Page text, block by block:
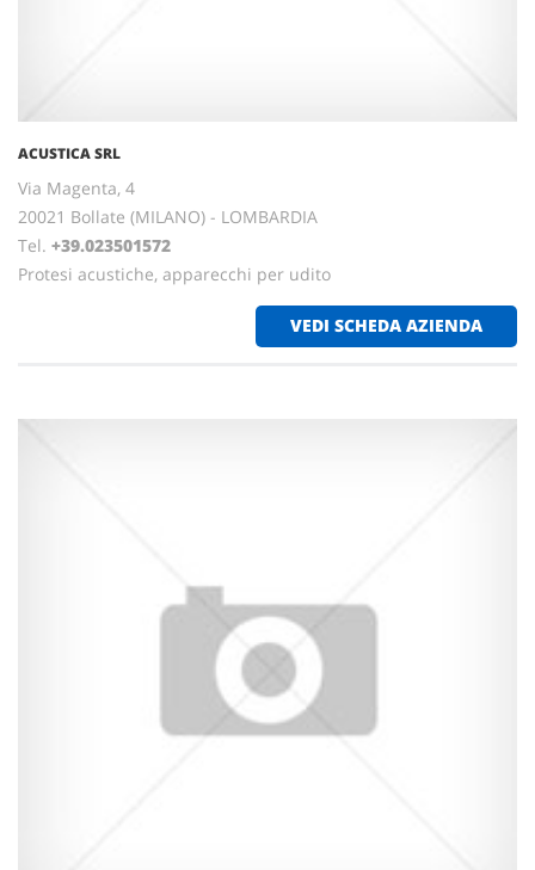
ACUSTICA SRL
Via Magenta, 4
20021 Bollate (MILANO) - LOMBARDIA
Tel. +39.023501572
Protesi acustiche, apparecchi per udito
VEDI SCHEDA AZIENDA